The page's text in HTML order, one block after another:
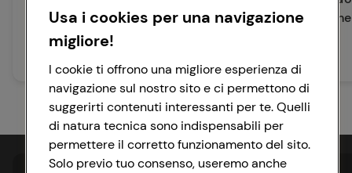
sabbiate
150 min Facile
zucca e albicocche
45 min Facile
Usa i cookies per una navigazione
migliore!
I cookie ti offrono una migliore esperienza di
navigazione sul nostro sito e ci permettono di
suggerirti contenuti interessanti per te. Quelli
di natura tecnica sono indispensabili per
permettere il corretto funzionamento del sito.
Solo previo tuo consenso, useremo anche